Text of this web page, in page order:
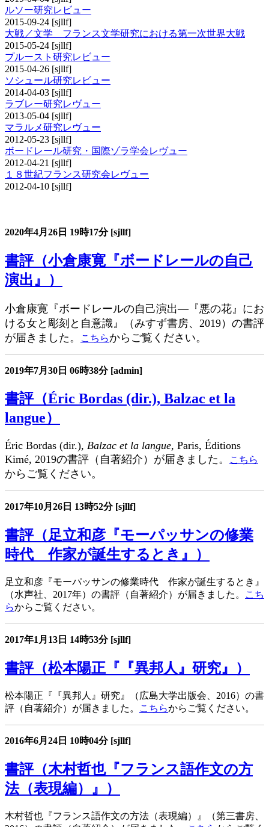
ルソー研究レビュー
2015-09-24 [sjllf]
大戦／文学 フランス文学研究における第一次世界大戦
2015-05-24 [sjllf]
プルースト研究レビュー
2015-04-26 [sjllf]
ソシュール研究レビュー
2014-04-03 [sjllf]
ラブレー研究レヴュー
2013-05-04 [sjllf]
マラルメ研究レヴュー
2012-05-23 [sjllf]
ボードレール研究・国際ゾラ学会レヴュー
2012-04-21 [sjllf]
１８世紀フランス研究会レヴュー
2012-04-10 [sjllf]
2020年4月26日 19時17分 [sjllf]
書評（小倉康寛『ボードレールの自己
演出』）
小倉康寛『ボードレールの自己演出―『悪の花』にお
ける女と彫刻と自意識』（みすず書房、2019）の書評
が届きました。
こちらからご覧ください。
2019年7月30日 06時38分 [admin]
書評（Éric Bordas (dir.), Balzac et la
langue）
Éric Bordas (dir.), Balzac et la langue, Paris, Éditions
Kimé, 2019の書評（自著紹介）が届きました。
こちら
からご覧ください。
2017年10月26日 13時52分 [sjllf]
書評（足立和彦『モーパッサンの修業
時代 作家が誕生するとき』）
足立和彦『モーパッサンの修業時代 作家が誕生するとき』
（水声社、2017年）の書評（自著紹介）が届きました。
こち
らからご覧ください。
2017年1月13日 14時53分 [sjllf]
書評（松本陽正『『異邦人』研究』）
松本陽正『『異邦人』研究』（広島大学出版会、2016）の書
評（自著紹介）が届きました。
こちらからご覧ください。
2016年6月24日 10時04分 [sjllf]
書評（木村哲也『フランス語作文の方
法（表現編）』）
木村哲也『フランス語作文の方法（表現編）』（第三書房、